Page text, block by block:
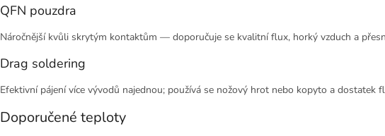
QFN pouzdra
Náročnější kvůli skrytým kontaktům — doporučuje se kvalitní flux, horký vzduch a
Drag soldering
Efektivní pájení více vývodů najednou; používá se nožový hrot nebo kopyto a dostatek
Doporučené teploty